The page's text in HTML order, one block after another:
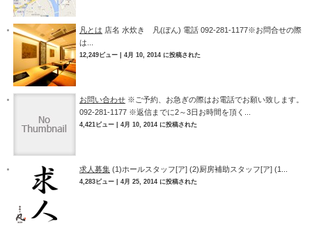
凡とは 店名 水炊き 凡(ぼん) 電話 092-281-1177※お問合せの際
は...
12,249ビュー 4月 10, 2014 に投稿された
お問い合わせ ※ご予約、お急ぎの際はお電話でお願い致します。
092-281-1177 ※返信までに2～3日お時間を頂く...
4,421ビュー 4月 10, 2014 に投稿された
求人募集 (1)ホールスタッフ[ア] (2)厨房補助スタッフ[ア] (1...
4,283ビュー 4月 25, 2014 に投稿された